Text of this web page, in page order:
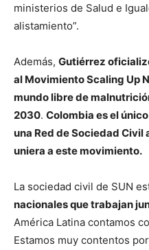
ministerios de Salud e
alistamiento”.
Además, Gutiérrez
al Movimiento Scaling Up
mundo libre de
2030. Colombia es el
una Red de Sociedad Civil
uniera a este movimiento.
La sociedad civil de SUN
nacionales que trabajan
América Latina contamos
Estamos muy contentos